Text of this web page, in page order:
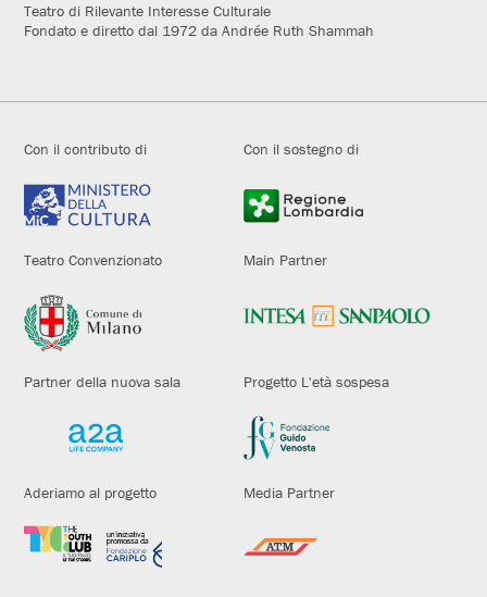
Teatro di Rilevante Interesse Culturale
Fondato e diretto dal 1972 da Andrée Ruth Shammah
Con il contributo di Con il sostegno di
Teatro Convenzionato Main Partner
Partner della nuova sala Progetto L'età sospesa
Aderiamo al progetto Media Partner